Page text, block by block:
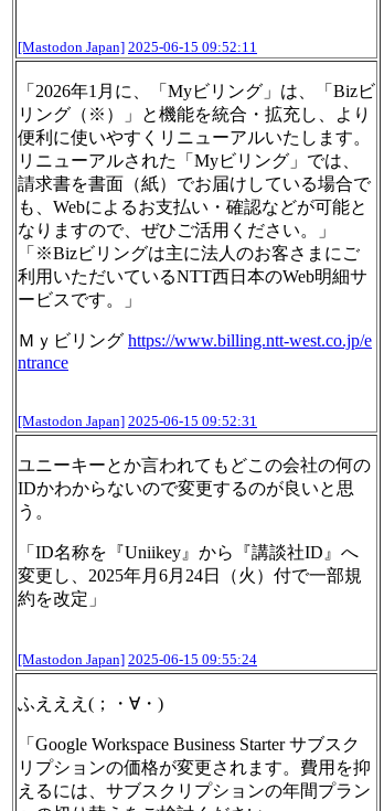
[Mastodon Japan] 2025-06-15 09:52:11
「2026年1月に、「Myビリング」は、「Bizビ
リング（※）」と機能を統合・拡充し、より
便利に使いやすくリニューアルいたします。
リニューアルされた「Myビリング」では、
請求書を書面（紙）でお届けしている場合で
も、Webによるお支払い・確認などが可能と
なりますので、ぜひご活用ください。」
「※Bizビリングは主に法人のお客さまにご
利用いただいているNTT西日本のWeb明細サ
ービスです。」
Ｍｙビリング https://www.billing.ntt-west.co.jp/e
ntrance
[Mastodon Japan] 2025-06-15 09:52:31
ユニーキーとか言われてもどこの会社の何の
IDかわからないので変更するのが良いと思
う。
「ID名称を『Uniikey』から『講談社ID』へ
変更し、2025年月6月24日（火）付で一部規
約を改定」
[Mastodon Japan] 2025-06-15 09:55:24
ふえええ(；・∀・)
「Google Workspace Business Starter サブスク
リプションの価格が変更されます。費用を抑
えるには、サブスクリプションの年間プラン